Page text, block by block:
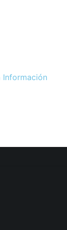
Información